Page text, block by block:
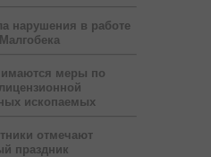
нарушения в работе
меры по
ископаемых
отмечают
праздник